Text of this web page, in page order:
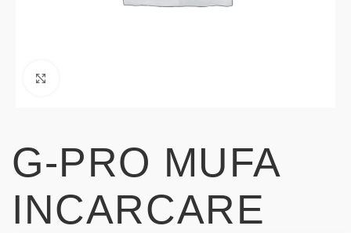
G-PRO MUFA
INCARCARE